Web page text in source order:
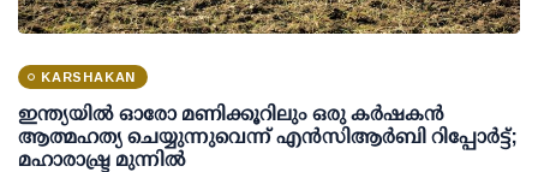
KARSHAKAN
ഇന്ത്യയില്‍ ഓരോ മണിക്കൂറിലും ഒരു കര്‍ഷകന്‍
ആത്മഹത്യ ചെയ്യുന്നുവെന്ന് എന്‍സിആര്‍ബി റിപ്പോര്‍ട്ട്;
മഹാരാഷ്ട്ര മുന്നില്‍